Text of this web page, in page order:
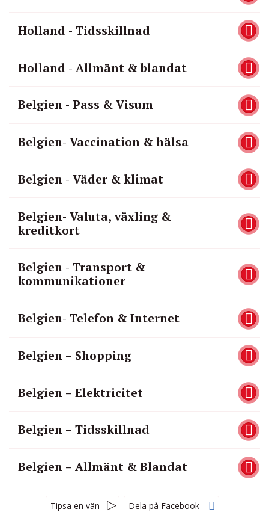
Holland - Tidsskillnad
Holland - Allmänt & blandat
Belgien - Pass & Visum
Belgien- Vaccination & hälsa
Belgien - Väder & klimat
Belgien- Valuta, växling &
kreditkort
Belgien - Transport &
kommunikationer
Belgien- Telefon & Internet
Belgien – Shopping
Belgien – Elektricitet
Belgien – Tidsskillnad
Belgien – Allmänt & Blandat
Tipsa en vän Dela på Facebook